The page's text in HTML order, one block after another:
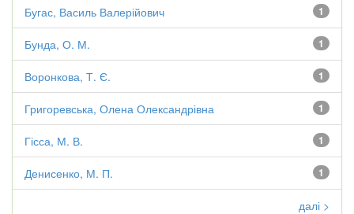
1
Бугас, Василь Валерійович
1
Бунда, О. М.
1
Воронкова, Т. Є.
1
Григоревська, Олена Олександрівна
1
Гісса, М. В.
1
Денисенко, М. П.
далі >